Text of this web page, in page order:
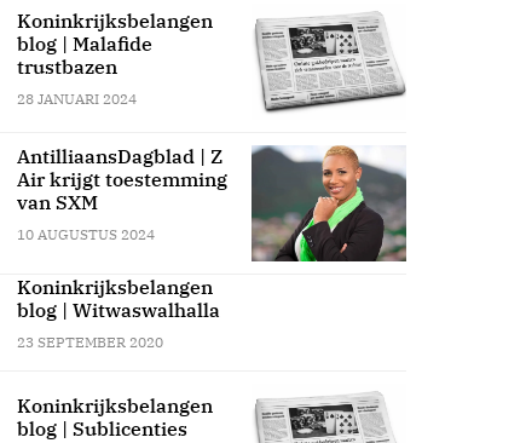
Koninkrijksbelangen
blog | Malafide
trustbazen
28 JANUARI 2024
AntilliaansDagblad | Z
Air krijgt toestemming
van SXM
10 AUGUSTUS 2024
Koninkrijksbelangen
blog | Witwaswalhalla
23 SEPTEMBER 2020
Koninkrijksbelangen
blog | Sublicenties